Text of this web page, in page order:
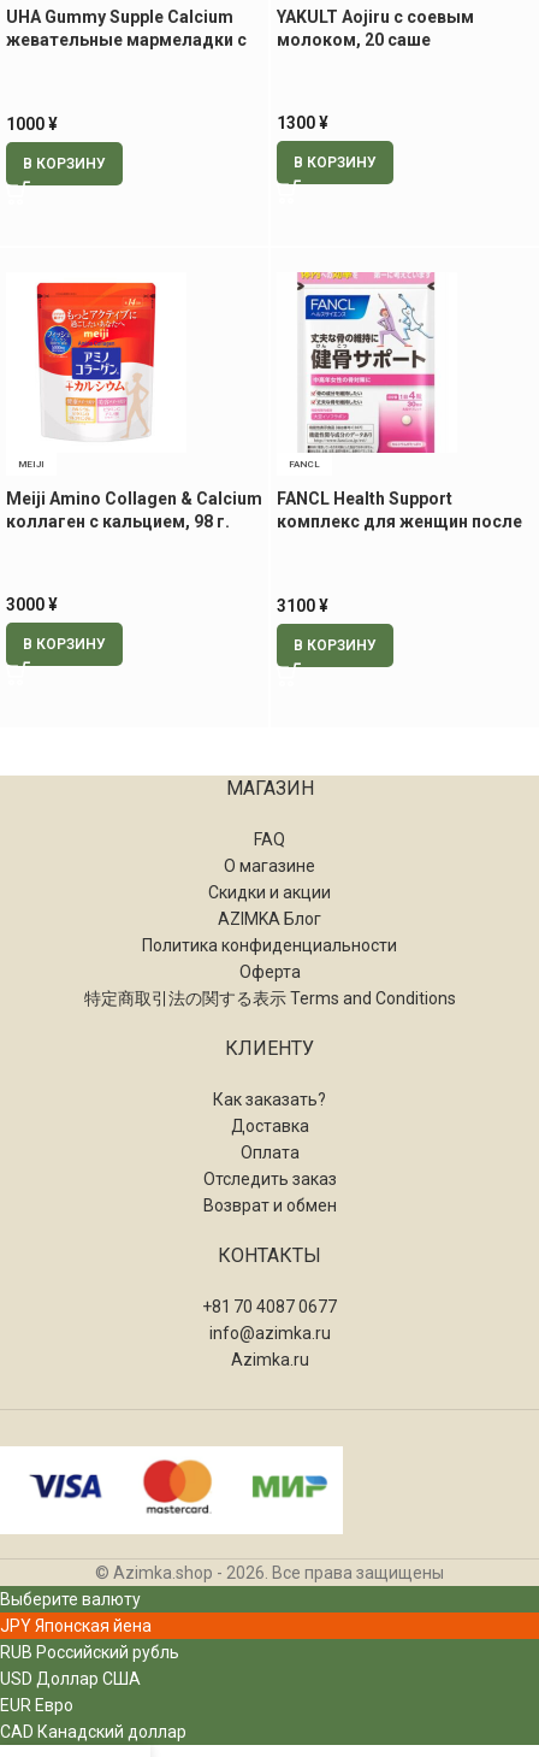
UHA Gummy Supple Calcium
жевательные мармеладки с
1000¥
В КОРЗИНУ
YAKULT Aojiru с соевым
молоком, 20 саше
1300¥
В КОРЗИНУ
MEIJI
Meiji Amino Collagen & Calcium
коллаген c кальцием, 98 г.
3000¥
В КОРЗИНУ
FANCL
FANCL Health Support
комплекс для женщин после
3100¥
В КОРЗИНУ
МАГАЗИН
FAQ
О магазине
Скидки и акции
AZIMKA Блог
Политика конфиденциальности
Оферта
特定商取引法の関する表示 Terms and Conditions
КЛИЕНТУ
Как заказать?
Доставка
Оплата
Отследить заказ
Возврат и обмен
КОНТАКТЫ
+81 70 4087 0677
info@azimka.ru
Azimka.ru
© Azimka.shop - 2026. Все права защищены
Выберите валюту
JPYЯпонская йена
RUB Российский рубль
USD Доллар США
EUR Евро
CAD Канадский доллар